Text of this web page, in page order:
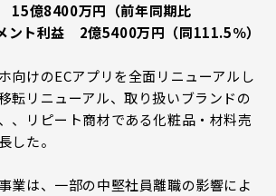
万円（前年同期比
ント利益 2億5400万円（同111.5％）
向けのECアプリを全面リニューアルし
転リニューアル、取り扱いブランドの
、リピート商材である化粧品・材料売
した。
業は、一部の中堅社員離職の影響によ